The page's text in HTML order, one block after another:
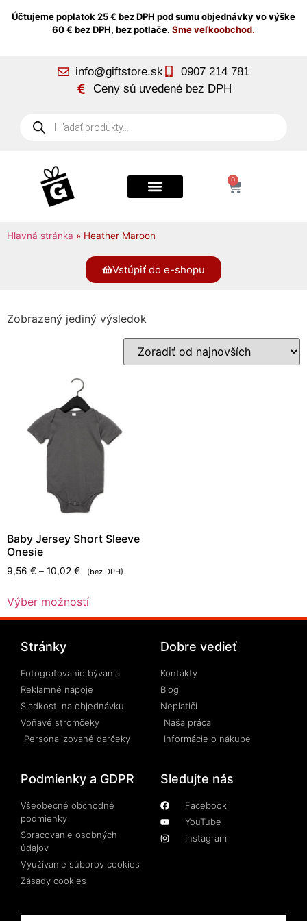
Účtujeme poplatok 25 € bez DPH pod sumu objednávky vo výške
60 € bez DPH, bez potlače. Sme veľkoobchod.
info@giftstore.sk
0907 214 781
Ceny sú uvedené bez DPH
0
Hlavná stránka » Heather Maroon
Vstúpiť do e-shopu
Zobrazený jediný výsledok
Baby Jersey Short Sleeve
Onesie
9,56 € – 10,02 € (bez DPH)
Výber možností
Stránky
Fotografovanie bývania
Reklamné nápoje
Sladkosti na objednávku
Voňavé stromčeky
Personalizované darčeky
Dobre vedieť
Kontakty
Blog
Neplatiči
Naša práca
Informácie o nákupe
Podmienky a GDPR
Všeobecné obchodné
podmienky
Spracovanie osobných
údajov
Využívanie súborov cookies
Zásady cookies
Sledujte nás
Facebook
YouTube
Instagram